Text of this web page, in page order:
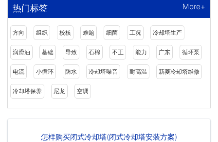
热门标签 More+
方向 组织 校核 难题 细菌 工况 冷却塔生产
润滑油 基础 导致 石棉 不正 能力 广东 循环泵
电流 小循环 防水 冷却塔噪音 耐高温 新菱冷却塔维修
冷却塔保养 尼龙 空调
怎样购买闭式冷却塔(闭式冷却塔安装方案)